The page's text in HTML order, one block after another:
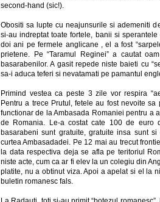
second-hand (sic!).
Obositi sa lupte cu neajunsurile si ademeniti
si-au indreptat toate fortele, banii si
doi ani pe fermele anglicane , el a fost
prietene. Pe “Taramul Reginei” a cautat
basarabenilor. A gasit repede niste baieti cu
sa-i aduca teferi si nevatamati pe pamantul
Primind vestea ca peste 3 zile vor respira
Pentru a trece Prutul, fetele au fost nevoite
functionar de la Ambasada Romaniei pentru a
de Romania. Le-a costat cate 100 de euro
basarabeni sunt gratuite, gratuite insa sunt
curtea Ambasadadei. Pe 12 mai au trecut
la data respectiva deja se afla pe teritoriul
niste acte, cum ca ar fi elev la un colegiu din
platite, nu a obtinut viza. Apoi a apelat si el la
buletin romanesc fals.
La Radauti, toti si-au primit “botezul